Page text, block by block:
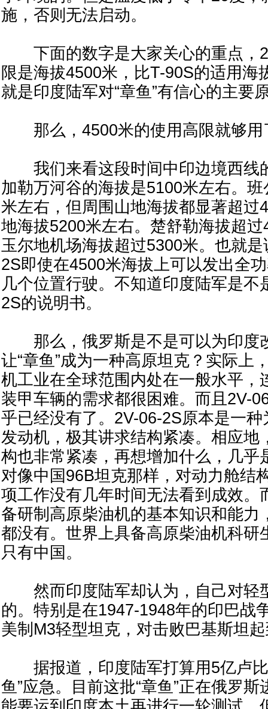
施，否则无法启动。
下面的数字是大家关心的重点，
限是海拔4500米，比T-90S的适用海
就是印度陆军对“章鱼”有信心的主要
那么，4500米的使用高限就够用
我们来看这段时间中印边境西线
加勒万河谷的海拔是5100米左右。
米左右，但周围山地海拔都显著超过
地海拔5200米左右。楚舒勒海拔超
玉尔地机场海拔超过5300米。也就是
2S即使在4500米海拔上可以发出全
几个位置行驶。不知道印度陆军是不
2S的说明书。
那么，俄罗斯是不是可以为印度
让“章鱼”成为一种高原坦克？实际上
机工业在全球范围内处在一般水平，
装甲车辆的需求都很困难。而且2V-
乎已经没有了。2V-06-2S原本是一
发动机，极其讲求结构紧凑。相应地
构也非常紧凑，再想增加什么，几乎
对像中国96B坦克那样，对动力舱结
项工作没有几年时间无法看到成效。
备研制高原柴油机的基本知识和能力
都没有。世界上具备高原柴油机科研
只有中国。
然而印度陆军却认为，自己对轻
的。特别是在1947-1948年的印巴战
美制M3轻型坦克，对击败巴基斯坦
据报道，印度陆军打算用5亿卢比
鱼”应急。目前这批“章鱼”正在俄罗